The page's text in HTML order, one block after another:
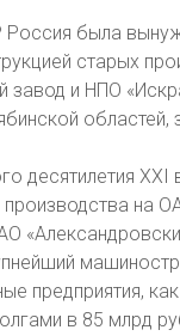
была
старых
завод и НПО
областей,
десятилетия
на
предприятия,
в 85 млрд